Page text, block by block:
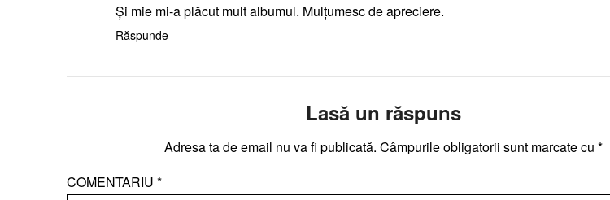
Și mie mi-a plăcut mult albumul. Mulțumesc de apreciere.
Răspunde
Lasă un răspuns
Adresa ta de email nu va fi publicată. Câmpurile obligatorii sunt marcate cu *
COMENTARIU *